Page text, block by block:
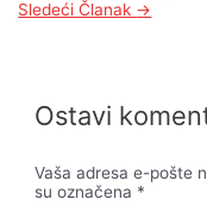
Sledeći Članak →
Ostavi
Vaša adresa e-pošte
su označena *